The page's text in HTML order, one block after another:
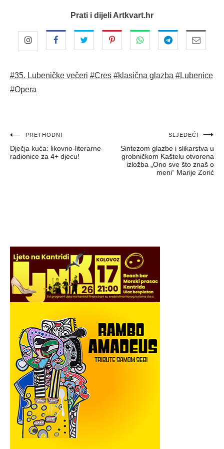
Prati i dijeli Artkvart.hr
#35. Lubeničke večeri #Cres #klasična glazba #Lubenice
#Opera
Navigacija
objava
PRETHODNI
Dječja kuća: likovno-literarne
radionice za 4+ djecu!
SLJEDEĆI
Sintezom glazbe i slikarstva u
grobničkom Kaštelu otvorena
izložba „Ono sve što znaš o
meni“ Marije Zorić